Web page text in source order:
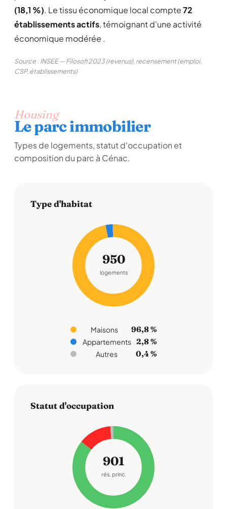
(18,1 %). Le tissu économique local compte72
établissements actifs, témoignant d'une activité
économique modérée .
Source : INSEE — Filosofi 2023 (revenus), recensement (emploi,
CSP, établissements)
Housing
Le parc immobilier
Types de logements, statut d'occupation et
composition du parc à Cénac.
Type d'habitat
950
logements
Maisons 96,8 %
Appartements 2,8 %
Autres 0,4 %
Statut d'occupation
901
rés. princ.